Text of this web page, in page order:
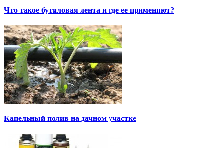
Что такое бутиловая лента и где ее применяют?
Капельный полив на дачном участке